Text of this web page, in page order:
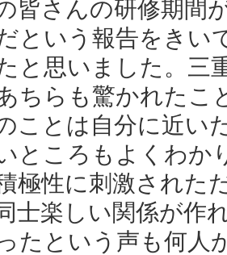
皆さんの研修期間
という報告をきい
と思いました。三
ちらも驚かれたこ
ことは自分に近い
ところもよくわか
極性に刺激された
士楽しい関係が作
たという声も何人